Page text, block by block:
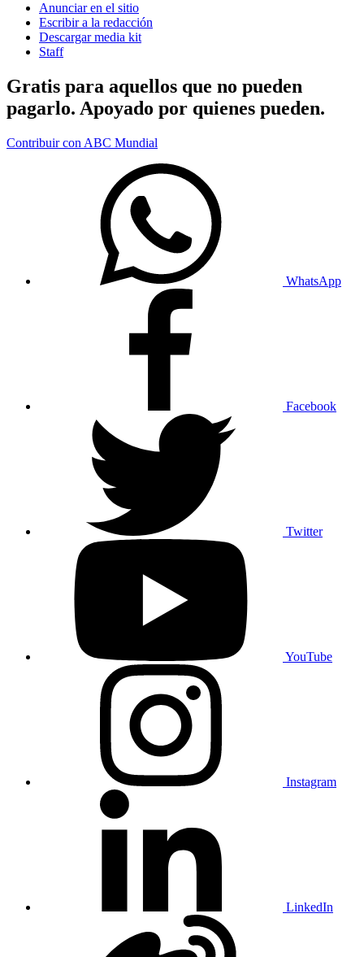
Anunciar en el sitio
Escribir a la redacción
Descargar media kit
Staff
Gratis para aquellos que no pueden
pagarlo. Apoyado por quienes pueden.
Contribuir con ABC Mundial
WhatsApp
Facebook
Twitter
YouTube
Instagram
LinkedIn